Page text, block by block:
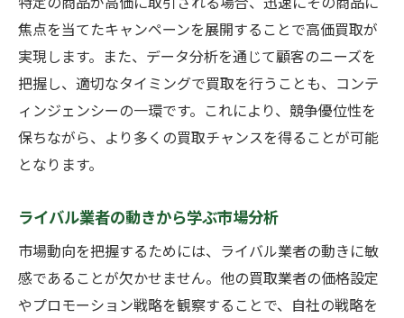
焦点を当てたキャンペーンを展開することで高価買取が
実現します。また、データ分析を通じて顧客のニーズを
把握し、適切なタイミングで買取を行うことも、コンテ
ィンジェンシーの一環です。これにより、競争優位性を
保ちながら、より多くの買取チャンスを得ることが可能
となります。
ライバル業者の動きから学ぶ市場分析
市場動向を把握するためには、ライバル業者の動きに敏
感であることが欠かせません。他の買取業者の価格設定
やプロモーション戦略を観察することで、自社の戦略を